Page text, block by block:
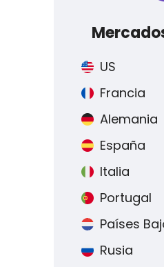
US
Francia
Alemania
España
Italia
Portugal
Países
Rusia